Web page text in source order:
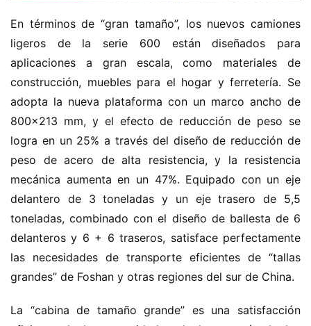
H
En términos de “gran tamaño”, los nuevos camiones
ligeros de la serie 600 están diseñados para
aplicaciones a gran escala, como materiales de
construcción, muebles para el hogar y ferretería. Se
adopta la nueva plataforma con un marco ancho de
800×213 mm, y el efecto de reducción de peso se
logra en un 25% a través del diseño de reducción de
peso de acero de alta resistencia, y la resistencia
mecánica aumenta en un 47%. Equipado con un eje
delantero de 3 toneladas y un eje trasero de 5,5
toneladas, combinado con el diseño de ballesta de 6
delanteros y 6 + 6 traseros, satisface perfectamente
las necesidades de transporte eficientes de “tallas
grandes” de Foshan y otras regiones del sur de China.
La “cabina de tamaño grande” es una satisfacción